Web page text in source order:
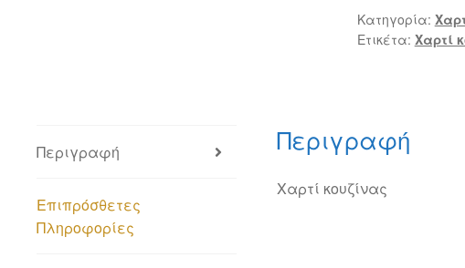
Κατηγορία:
Ετικέτα: Χαρτί
Περιγραφή
Επιπρόσθετες
Πληροφορίες
Περιγραφή
Χαρτί κουζίνας